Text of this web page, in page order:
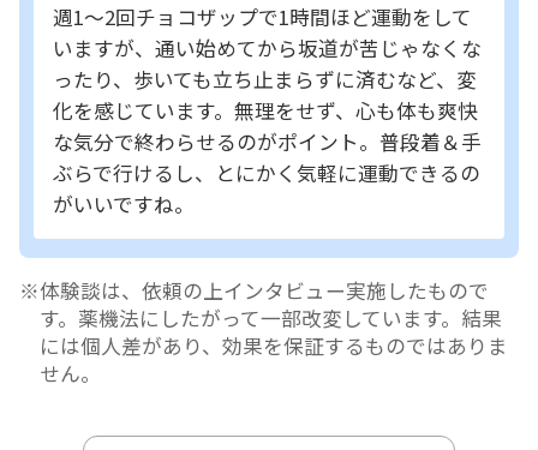
週1～2回チョコザップで1時間ほど運動をして
いますが、通い始めてから坂道が苦じゃなくな
ったり、歩いても立ち止まらずに済むなど、変
化を感じています。無理をせず、心も体も爽快
な気分で終わらせるのがポイント。普段着＆手
ぶらで行けるし、とにかく気軽に運動できるの
がいいですね。
体験談は、依頼の上インタビュー実施したもので
す。薬機法にしたがって一部改変しています。結果
には個人差があり、効果を保証するものではありま
せん。